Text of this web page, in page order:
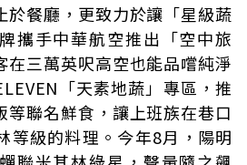
於餐廳，更致力於讓「星級蔬
攜手中華航空推出「空中旅
在三萬英呎高空也能品嚐純淨
「天素地蔬」專區，推
等聯名鮮食，讓上班族在巷口
等級的料理。今年8月，陽明